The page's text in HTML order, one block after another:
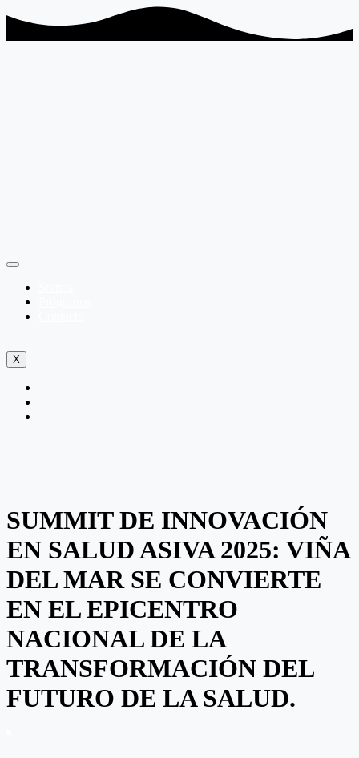
X
SUMMIT DE INNOVACIÓN
EN SALUD ASIVA 2025: VIÑA
DEL MAR SE CONVIERTE
EN EL EPICENTRO
NACIONAL DE LA
TRANSFORMACIÓN DEL
FUTURO DE LA SALUD.